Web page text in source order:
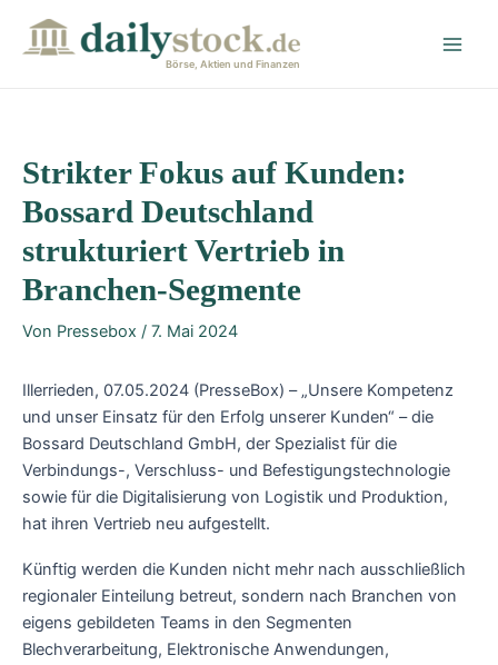
Börse, Aktien und Finanzen
Strikter Fokus auf Kunden:
Bossard Deutschland
strukturiert Vertrieb in
Branchen-Segmente
Von Pressebox / 7. Mai 2024
Illerrieden, 07.05.2024 (PresseBox) – „Unsere Kompetenz
und unser Einsatz für den Erfolg unserer Kunden“ – die
Bossard Deutschland GmbH, der Spezialist für die
Verbindungs-, Verschluss- und Befestigungstechnologie
sowie für die Digitalisierung von Logistik und Produktion,
hat ihren Vertrieb neu aufgestellt.
Künftig werden die Kunden nicht mehr nach ausschließlich
regionaler Einteilung betreut, sondern nach Branchen von
eigens gebildeten Teams in den Segmenten
Blechverarbeitung, Elektronische Anwendungen,